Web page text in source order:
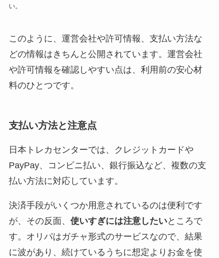
い。
このように、運営会社や許可情報、支払い方法な
どの情報はきちんと公開されています。運営会社
や許可情報を確認しやすい点は、利用前の安心材
料のひとつです。
支払い方法と注意点
日本トレカセンターでは、クレジットカードや
PayPay、コンビニ払い、銀行振込など、複数の支
払い方法に対応しています。
決済手段がいくつか用意されているのは便利です
が、その反面、 使いすぎには注意したいところで
す。オリパはガチャ形式のサービスなので、結果
に波があり、続けているうちに想定よりお金を使